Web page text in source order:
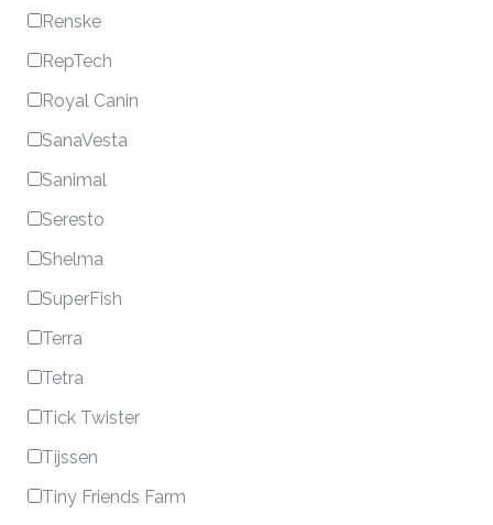
Renske
RepTech
Royal Canin
SanaVesta
Sanimal
Seresto
Shelma
SuperFish
Terra
Tetra
Tick Twister
Tijssen
Tiny Friends Farm